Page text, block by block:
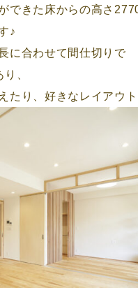
できた床からの高さ
♪
に合わせて間仕切りで
、
たり、好きなレイアウ